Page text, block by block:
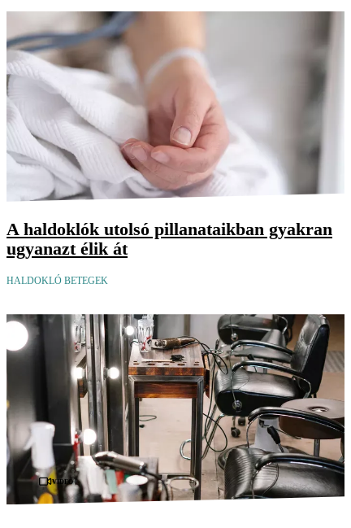
A haldoklók utolsó pillanataikban gyakran
ugyanazt élik át
HALDOKLÓ BETEGEK
Videó